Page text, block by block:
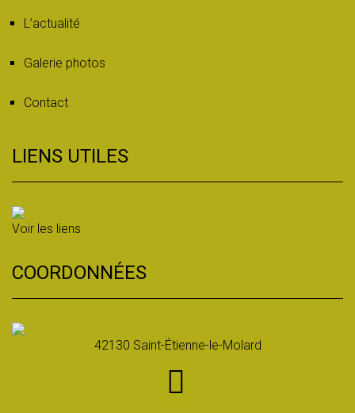
L’actualité
Galerie photos
Contact
LIENS UTILES
Voir les liens
COORDONNÉES
42130 Saint-Étienne-le-Molard